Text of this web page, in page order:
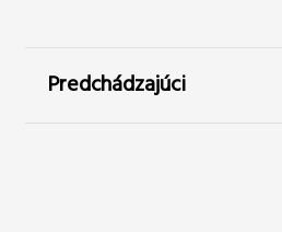
Predchádzajúci